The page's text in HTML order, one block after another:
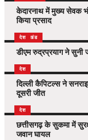
केदारनाथ में मुख्य सेवक
किया प्रसाद
उत्तराखंड
देश
डीएम रुद्रप्रयाग ने
देश
दिल्ली कैपिटल्स ने
दूसरी जीत
देश
छत्तीसगढ़ के सुकमा में
जवान घायल